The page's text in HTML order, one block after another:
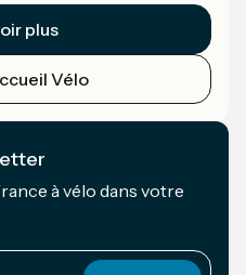
plus
Vélo
à vélo dans votre